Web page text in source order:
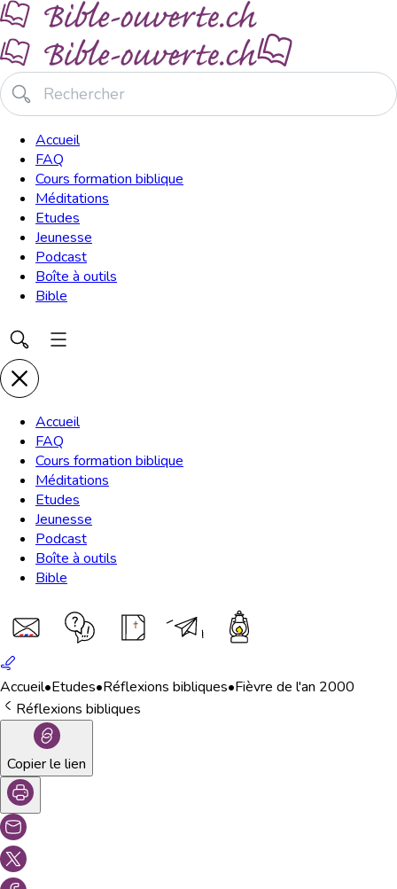
Accueil
FAQ
Cours formation biblique
Méditations
Etudes
Jeunesse
Podcast
Boîte à outils
Bible
Accueil
FAQ
Cours formation biblique
Méditations
Etudes
Jeunesse
Podcast
Boîte à outils
Bible
Accueil•Etudes•Réflexions bibliques•Fièvre de l'an 2000
Réflexions bibliques
Copier le lien